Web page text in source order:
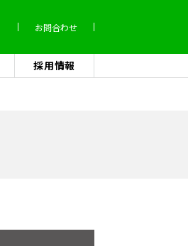
お問合わせ
採用情報